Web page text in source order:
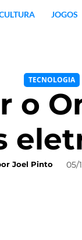
JOGOS
TECNOLOGIA
o
Joel Pinto 05/